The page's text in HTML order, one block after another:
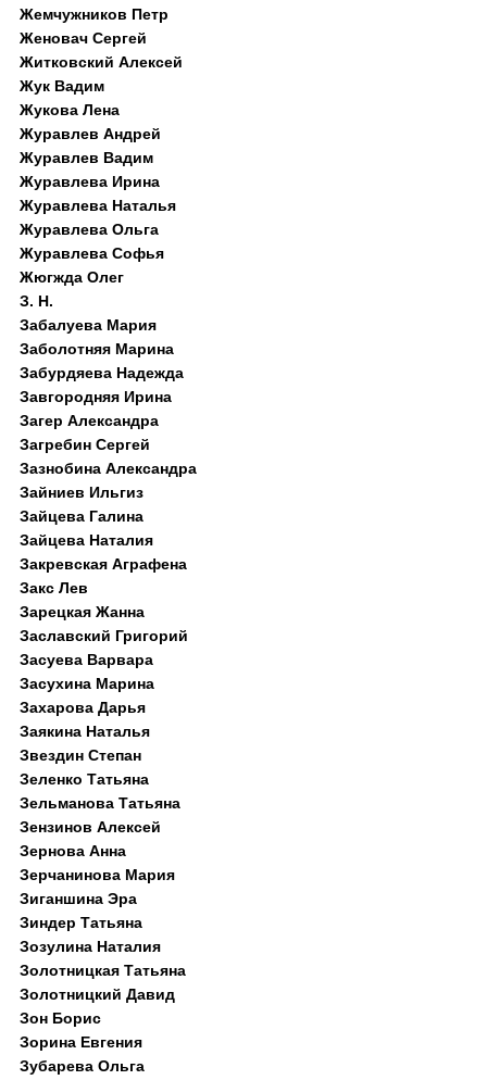
Жемчужников Петр
Женовач Сергей
Житковский Алексей
Жук Вадим
Жукова Лена
Журавлев Андрей
Журавлев Вадим
Журавлева Ирина
Журавлева Наталья
Журавлева Ольга
Журавлева Софья
Жюгжда Олег
З. Н.
Забалуева Мария
Заболотняя Марина
Забурдяева Надежда
Завгородняя Ирина
Загер Александра
Загребин Сергей
Зазнобина Александра
Зайниев Ильгиз
Зайцева Галина
Зайцева Наталия
Закревская Аграфена
Закс Лев
Зарецкая Жанна
Заславский Григорий
Засуева Варвара
Засухина Марина
Захарова Дарья
Заякина Наталья
Звездин Степан
Зеленко Татьяна
Зельманова Татьяна
Зензинов Алексей
Зернова Анна
Зерчанинова Мария
Зиганшина Эра
Зиндер Татьяна
Зозулина Наталия
Золотницкая Татьяна
Золотницкий Давид
Зон Борис
Зорина Евгения
Зубарева Ольга